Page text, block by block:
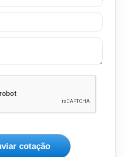
cotação